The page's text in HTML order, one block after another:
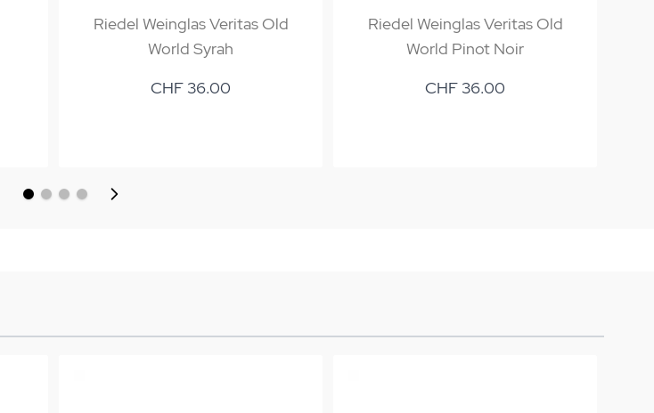
Riedel Weinglas Veritas Old
World Syrah
CHF 36.00
Riedel Weinglas Veritas Old
World Pinot Noir
CHF 36.00